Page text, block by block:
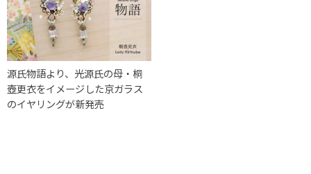
源氏物語より、光源氏の母・桐
壺更衣をイメージした京ガラス
のイヤリングが新発売